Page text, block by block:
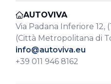
AUTOVIVA
Via Padana Inferiore 12,
(Città Metropolitana di
info@autoviva.eu
+39 011 946 8162